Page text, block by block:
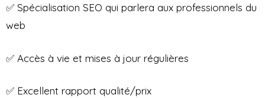
✅ Spécialisation SEO qui parlera aux professionnels du
web
✅ Accès à vie et mises à jour régulières
✅ Excellent rapport qualité/prix